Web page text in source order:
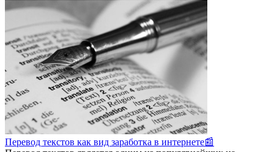
Перевод текстов как вид заработка в интернете📰